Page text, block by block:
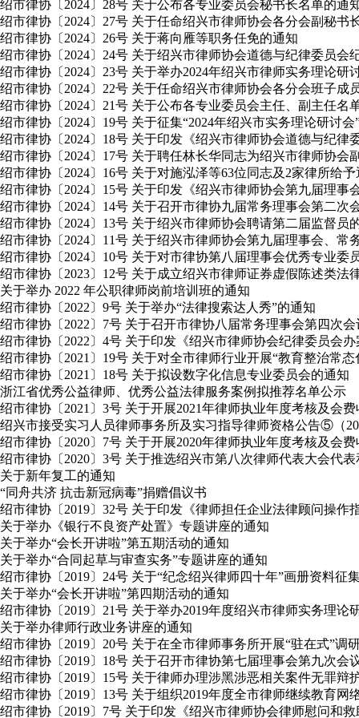
绍市律协〔2024〕28号 关于公布各专业委员会秘书长名单的通
绍市律协〔2024〕27号 关于任命绍兴市律师协会各分会副秘书
绍市律协〔2024〕26号 关于蒋向雁等职务任免的通知
绍市律协〔2024〕24号 关于绍兴市律师协会道德与纪律委员会
绍市律协〔2024〕23号 关于举办2024年绍兴市律师实务理论研
绍市律协〔2024〕22号 关于任命绍兴市律师协会各分会班子成
绍市律协〔2024〕21号 关于公布各专业委员会主任、副主任名
绍市律协〔2024〕19号 关于征集“2024年绍兴市实务理论研讨会
绍市律协〔2024〕18号 关于印发《绍兴市律师协会道德与纪律
绍市律协〔2024〕17号 关于聘任林长华同志为绍兴市律师协会
绍市律协〔2024〕16号 关于对施泓泽等63位同志及2家律所给
绍市律协〔2024〕15号 关于印发《绍兴市律师协会第九届理事
绍市律协〔2024〕14号 关于召开市律协九届常务理事会第二次
绍市律协〔2024〕13号 关于绍兴市律师协会聘请第二届监督员
绍市律协〔2024〕11号 关于绍兴市律师协会第九届理事会、
绍市律协〔2024〕10号 关于对市律协第八届理事会优秀专业委
绍市律协〔2023〕12号 关于成立绍兴市律师证券虚假陈述类法
关于举办 2022 年公职律师岗前培训班的通知
绍市律协〔2022〕9号 关于举办“法律搜索达人秀”的通知
绍市律协〔2022〕7号 关于召开市律协八届常务理事会第四次
绍市律协〔2022〕4号 关于印发《绍兴市律师协会纪律委员会
绍市律协〔2021〕19号 关于对全市律师行业开展“教育整治常
绍市律协〔2021〕18号 关于拟设数字化信息专业委员会的通知
浙江省优秀公益律师、优秀公益法律服务案例拟推荐名单公示
绍市律协〔2021〕3号 关于开展2021年律师执业年度考核及会
绍兴市接受实习人员律师事务所及实习指导律师资格公告⑤（
绍市律协〔2020〕7号 关于开展2020年律师执业年度考核及会
绍市律协〔2020〕3号 关于推选绍兴市第八次律师代表大会代
关于新年复工的通知
“同舟共济 抗击新冠病毒”捐赠倡议书
绍市律协〔2019〕32号 关于印发《律师担任企业法律顾问操作
关于举办《银行不良资产处置》专题讲座的通知
关于举办“会长开讲啦”第五期活动的通知
关于举办“合同起草与审查实务”专题讲座的通知
绍市律协〔2019〕24号 关于“纪念绍兴律师四十年”画册资料征
关于举办“会长开讲啦”第四期活动的通知
绍市律协〔2019〕21号 关于举办2019年度绍兴市律师实务理论
关于举办律师行政业务讲座的通知
绍市律协〔2019〕20号 关于在全市律师事务所开展“驻在式”调
绍市律协〔2019〕18号 关于召开市律协第七届理事会第九次会
绍市律协〔2019〕15号 关于律师办理涉黑涉恶相关案件无罪辩
绍市律协〔2019〕13号 关于组织2019年度全市律师继续教育网
绍市律协〔2019〕7号 关于印发《绍兴市律师协会律师慰问和